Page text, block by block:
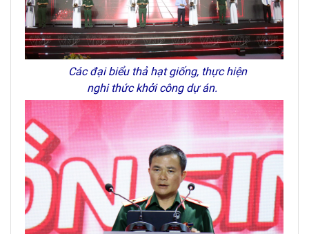
Các đại biểu thả hạt giống, thực hiện
nghi thức khởi công dự án.